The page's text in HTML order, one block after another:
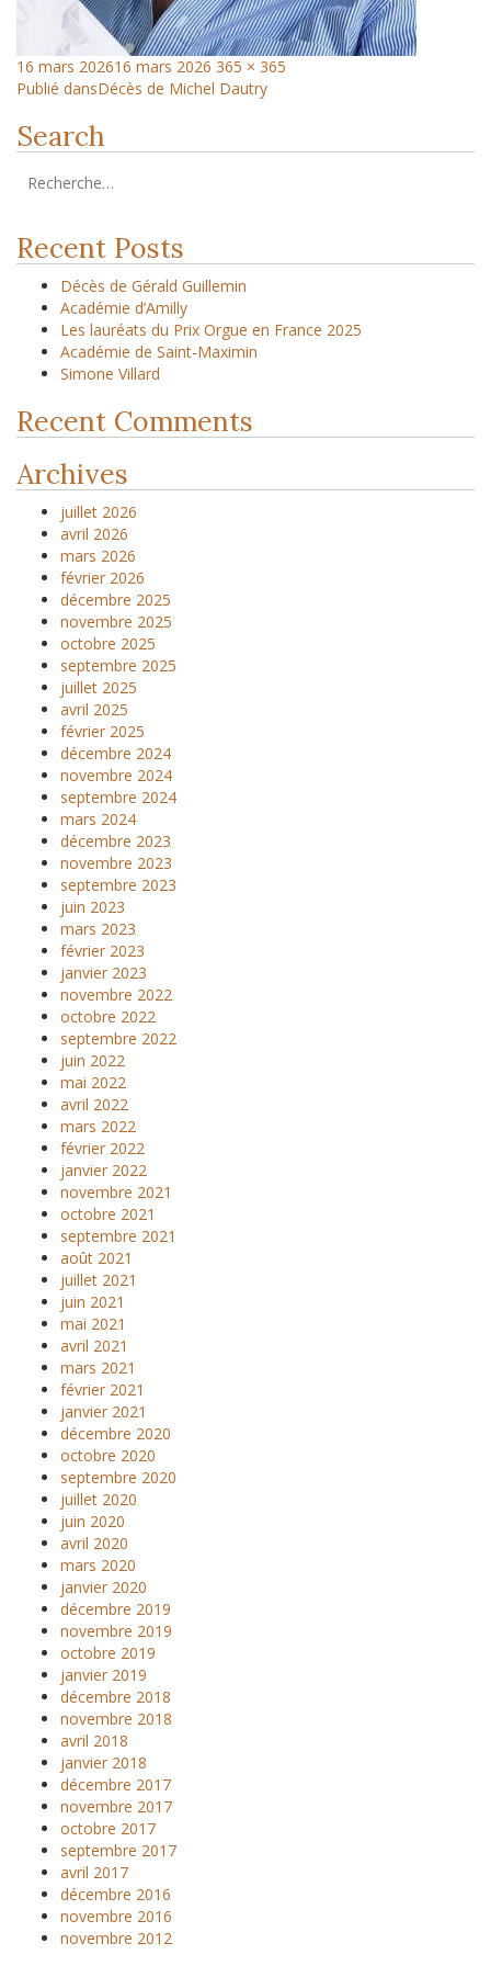
16 mars 202616 mars 2026 365 × 365
Publié dansDécès de Michel Dautry
Search
Recent Posts
Décès de Gérald Guillemin
Académie d’Amilly
Les lauréats du Prix Orgue en France 2025
Académie de Saint-Maximin
Simone Villard
Recent Comments
Archives
juillet 2026
avril 2026
mars 2026
février 2026
décembre 2025
novembre 2025
octobre 2025
septembre 2025
juillet 2025
avril 2025
février 2025
décembre 2024
novembre 2024
septembre 2024
mars 2024
décembre 2023
novembre 2023
septembre 2023
juin 2023
mars 2023
février 2023
janvier 2023
novembre 2022
octobre 2022
septembre 2022
juin 2022
mai 2022
avril 2022
mars 2022
février 2022
janvier 2022
novembre 2021
octobre 2021
septembre 2021
août 2021
juillet 2021
juin 2021
mai 2021
avril 2021
mars 2021
février 2021
janvier 2021
décembre 2020
octobre 2020
septembre 2020
juillet 2020
juin 2020
avril 2020
mars 2020
janvier 2020
décembre 2019
novembre 2019
octobre 2019
janvier 2019
décembre 2018
novembre 2018
avril 2018
janvier 2018
décembre 2017
novembre 2017
octobre 2017
septembre 2017
avril 2017
décembre 2016
novembre 2016
novembre 2012